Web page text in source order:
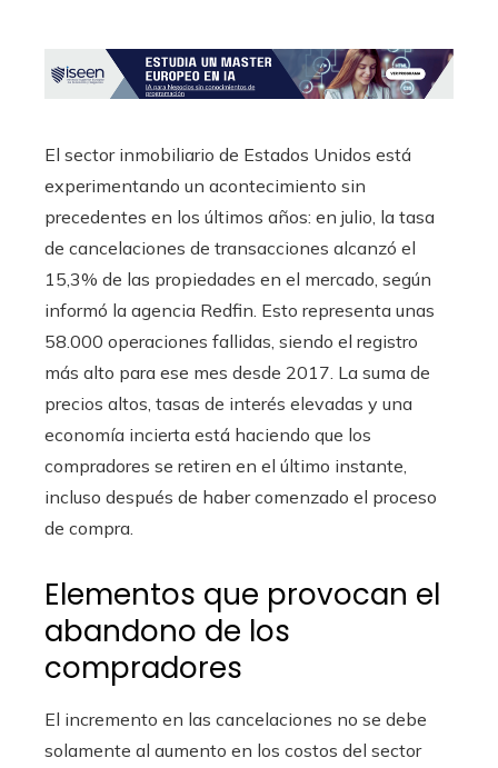
El sector inmobiliario de Estados Unidos está
experimentando un acontecimiento sin
precedentes en los últimos años: en julio, la tasa
de cancelaciones de transacciones alcanzó el
15,3% de las propiedades en el mercado, según
informó la agencia Redfin. Esto representa unas
58.000 operaciones fallidas, siendo el registro
más alto para ese mes desde 2017. La suma de
precios altos, tasas de interés elevadas y una
economía incierta está haciendo que los
compradores se retiren en el último instante,
incluso después de haber comenzado el proceso
de compra.
Elementos que provocan el
abandono de los
compradores
El incremento en las cancelaciones no se debe
solamente al aumento en los costos del sector